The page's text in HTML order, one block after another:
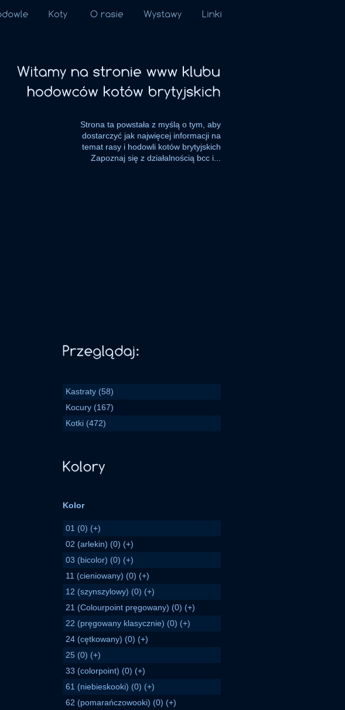
Strona ta powstała z myślą o tym, aby
dostarczyć jak najwięcej informacji na
temat rasy i hodowli kotów brytyjskich
Zapoznaj się z działalnością bcc i...
Kastraty (58)
Kocury (167)
Kotki (472)
Kolor
01 (0) (+)
02 (arlekin) (0) (+)
03 (bicolor) (0) (+)
11 (cieniowany) (0) (+)
12 (szynszylowy) (0) (+)
21 (Colourpoint pręgowany) (0) (+)
22 (pręgowany klasycznie) (0) (+)
24 (cętkowany) (0) (+)
25 (0) (+)
33 (colorpoint) (0) (+)
61 (niebieskooki) (0) (+)
62 (pomarańczowooki) (0) (+)